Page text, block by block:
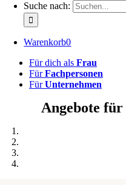
Suche nach:
Warenkorb0
Für dich als Frau
FürFachpersonen
FürUnternehmen
Angebote